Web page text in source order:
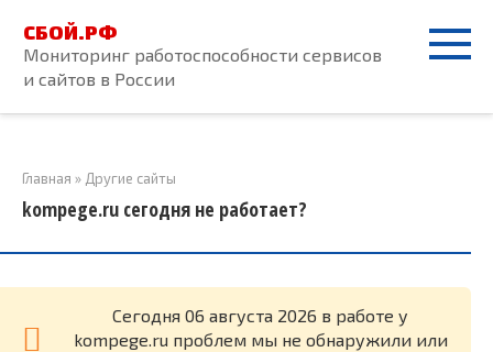
контенту
СБОЙ.РФ
Мониторинг работоспособности сервисов
и сайтов в России
Главная » Другие сайты
kompege.ru сегодня не работает?
Cегодня 06 августа 2026 в работе у
kompege.ru проблем мы не обнаружили или